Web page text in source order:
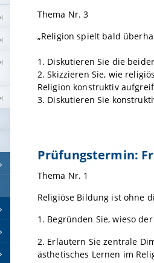
Thema Nr. 3
„Religion spielt bald
1. Diskutieren Sie die
2. Skizzieren Sie, wie
Religion konstruktiv
3. Diskutieren Sie
Prüfungstermin:
Thema Nr. 1
Religiöse Bildung ist ohne
1. Begründen Sie, wieso
2. Erläutern Sie zentrale
ästhetisches Lernen im